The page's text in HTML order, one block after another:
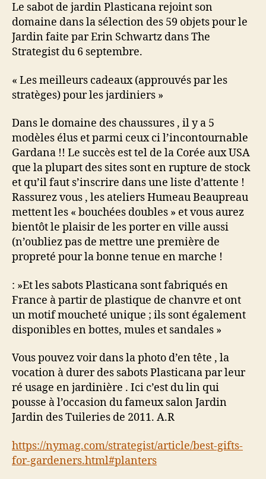
Le sabot de jardin Plasticana rejoint son
domaine dans la sélection des 59 objets pour le
Jardin faite par Erin Schwartz dans The
Strategist du 6 septembre.
« Les meilleurs cadeaux (approuvés par les
stratèges) pour les jardiniers »
Dans le domaine des chaussures , il y a 5
modèles élus et parmi ceux ci l’incontournable
Gardana !! Le succès est tel de la Corée aux USA
que la plupart des sites sont en rupture de stock
et qu’il faut s’inscrire dans une liste d’attente !
Rassurez vous , les ateliers Humeau Beaupreau
mettent les « bouchées doubles » et vous aurez
bientôt le plaisir de les porter en ville aussi
(n’oubliez pas de mettre une première de
propreté pour la bonne tenue en marche !
: »Et les sabots Plasticana sont fabriqués en
France à partir de plastique de chanvre et ont
un motif moucheté unique ; ils sont également
disponibles en bottes, mules et sandales »
Vous pouvez voir dans la photo d’en tête , la
vocation à durer des sabots Plasticana par leur
ré usage en jardinière . Ici c’est du lin qui
pousse à l’occasion du fameux salon Jardin
Jardin des Tuileries de 2011. A.R
https://nymag.com/strategist/article/best-gifts-
for-gardeners.html#planters